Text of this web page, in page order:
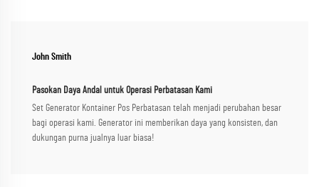
John Smith
Pasokan Daya Andal untuk Operasi Perbatasan Kami
Set Generator Kontainer Pos Perbatasan telah menjadi perubahan besar
bagi operasi kami. Generator ini memberikan daya yang konsisten, dan
dukungan purna jualnya luar biasa!